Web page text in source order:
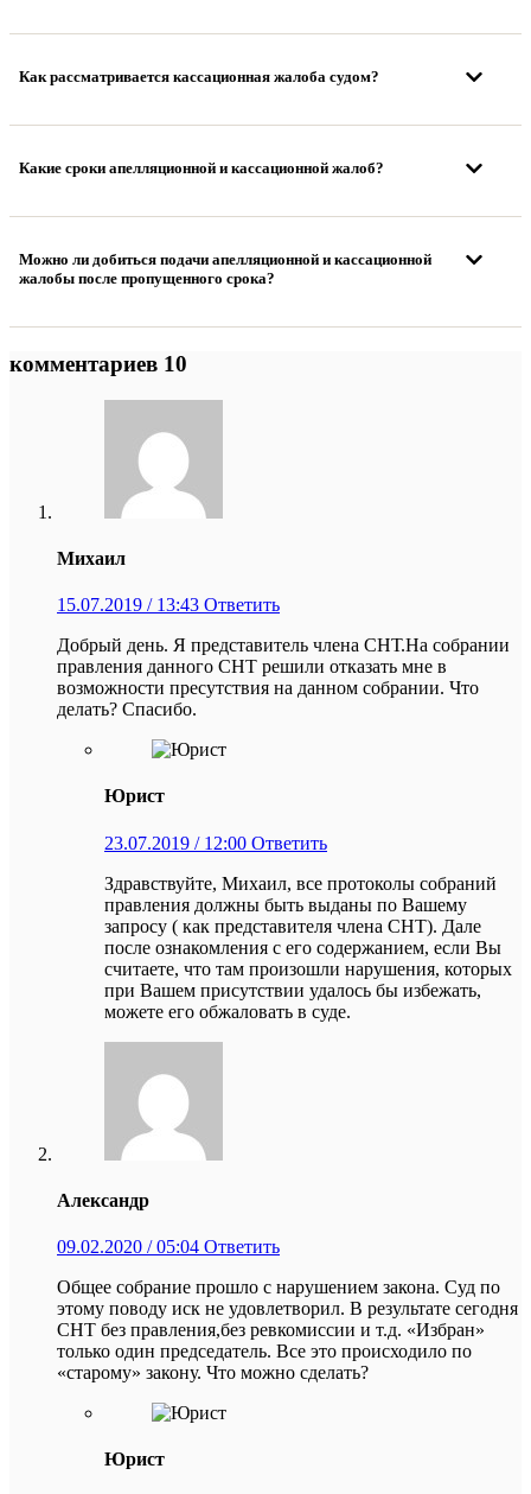
Как рассматривается кассационная жалоба судом?
Какие сроки апелляционной и кассационной жалоб?
Можно ли добиться подачи апелляционной и кассационной
жалобы после пропущенного срока?
комментариев 10
Михаил
15.07.2019 / 13:43 Ответить
Добрый день. Я представитель члена СНТ.На собрании
правления данного СНТ решили отказать мне в
возможности пресутствия на данном собрании. Что
делать? Спасибо.
Юрист
23.07.2019 / 12:00 Ответить
Здравствуйте, Михаил, все протоколы собраний
правления должны быть выданы по Вашему
запросу ( как представителя члена СНТ). Дале
после ознакомления с его содержанием, если Вы
считаете, что там произошли нарушения, которых
при Вашем присутствии удалось бы избежать,
можете его обжаловать в суде.
Александр
09.02.2020 / 05:04 Ответить
Общее собрание прошло с нарушением закона. Суд по
этому поводу иск не удовлетворил. В результате сегодня
СНТ без правления,без ревкомиссии и т.д. «Избран»
только один председатель. Все это происходило по
«старому» закону. Что можно сделать?
Юрист